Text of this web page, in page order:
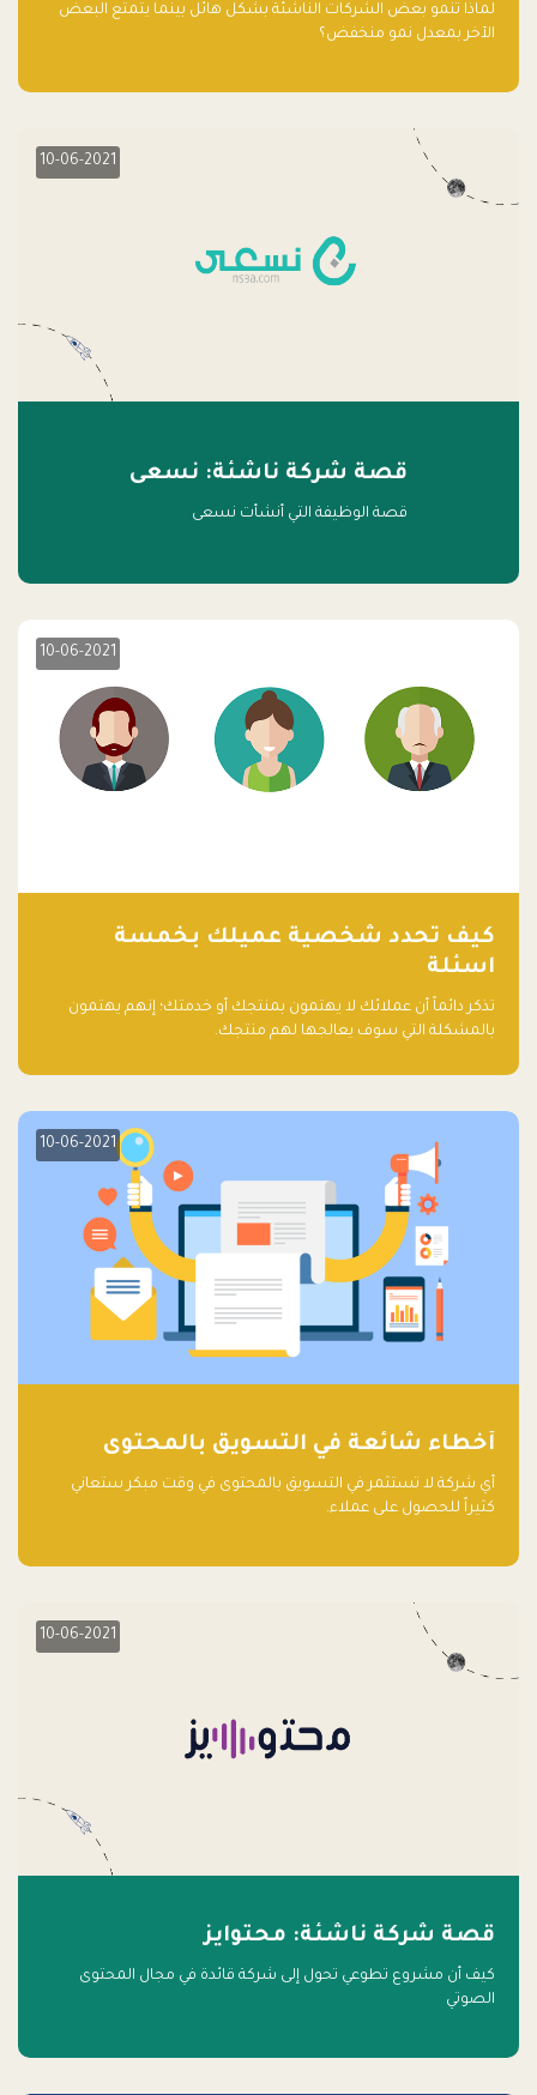
لماذا تنمو بعض الشركات الناشئة بشكل هائل بينما يتمتع البعض
الآخر بمعدل نمو منخفض؟
10-06-2021
قصة شركة ناشئة: نسعى
قصة الوظيفة التي أنشأت نسعى
10-06-2021
كيف تحدد شخصية عميلك بخمسة
اسئلة
تذكر دائماً أن عملائك لا يهتمون بمنتجك أو خدمتك؛ إنهم يهتمون
بالمشكلة التي سوف يعالجها لهم منتجك.
10-06-2021
أخطاء شائعة في التسويق بالمحتوى
أي شركة لا تستثمر في التسويق بالمحتوى في وقت مبكر ستعاني
كثيراً للحصول على عملاء.
10-06-2021
قصة شركة ناشئة: محتوايز
كيف أن مشروع تطوعي تحول إلى شركة قائدة في مجال المحتوى
الصوتي